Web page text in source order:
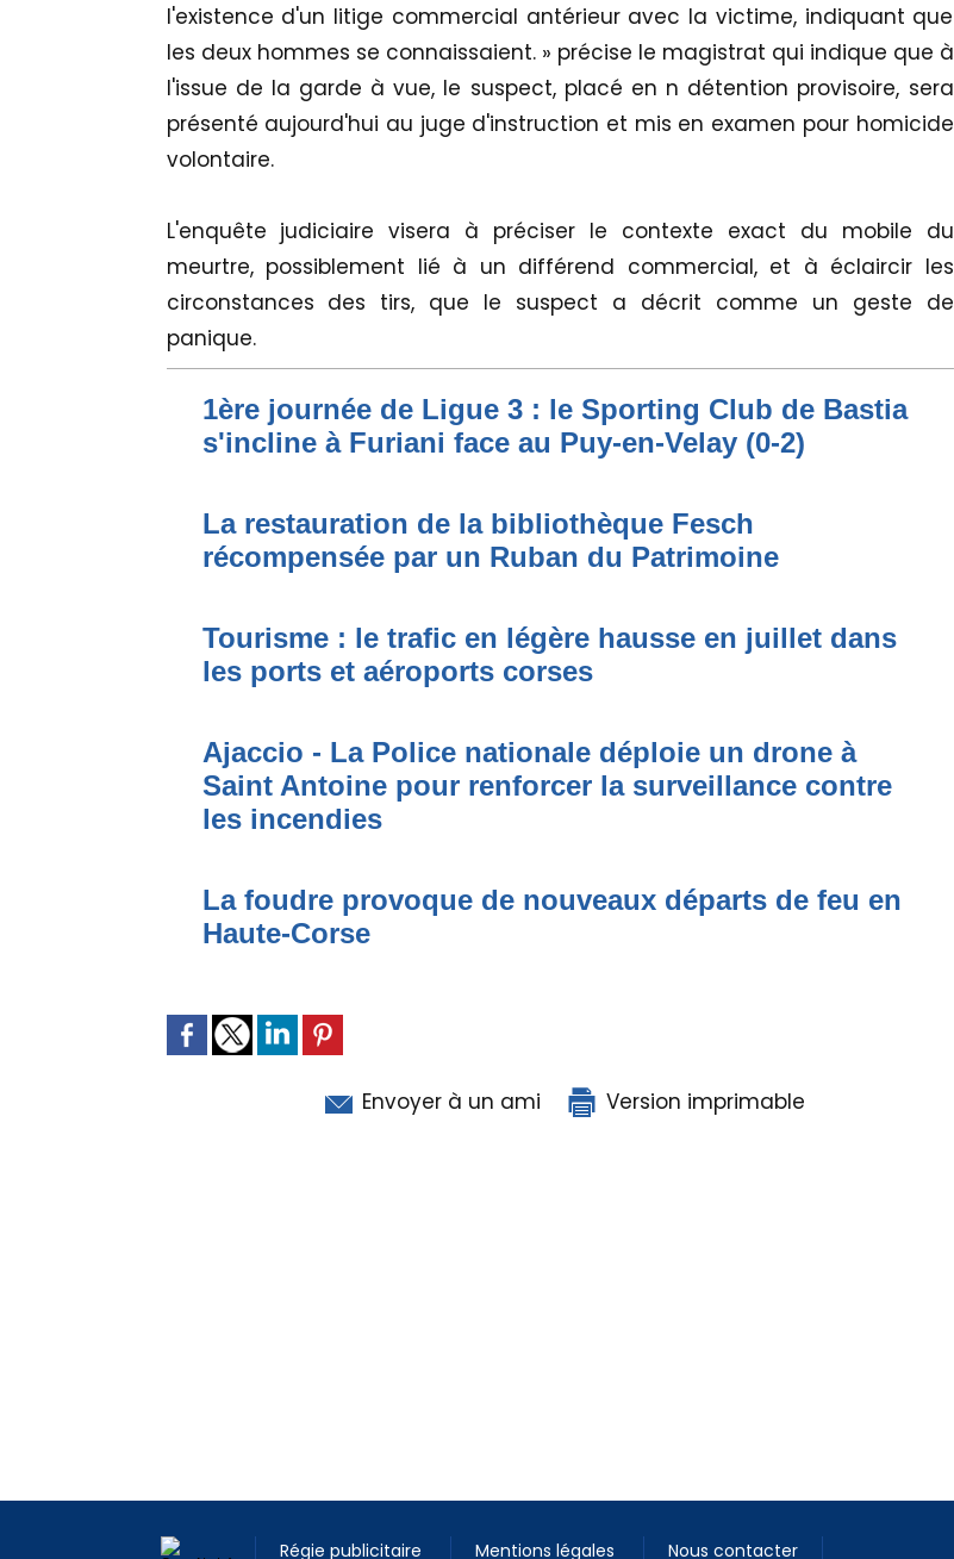
l'existence d'un litige commercial antérieur avec la victime, indiquant que
les deux hommes se connaissaient. » précise le magistrat qui indique que à
l'issue de la garde à vue, le suspect, placé en n détention provisoire, sera
présenté aujourd'hui au juge d'instruction et mis en examen pour homicide
volontaire.
L'enquête judiciaire visera à préciser le contexte exact du mobile du
meurtre, possiblement lié à un différend commercial, et à éclaircir les
circonstances des tirs, que le suspect a décrit comme un geste de
panique.
1ère journée de Ligue 3 : le Sporting Club de Bastia
s'incline à Furiani face au Puy-en-Velay (0-2)
La restauration de la bibliothèque Fesch
récompensée par un Ruban du Patrimoine
Tourisme : le trafic en légère hausse en juillet dans
les ports et aéroports corses
Ajaccio - La Police nationale déploie un drone à
Saint Antoine pour renforcer la surveillance contre
les incendies
La foudre provoque de nouveaux départs de feu en
Haute-Corse
Envoyer à un ami Version imprimable
Régie publicitaire Mentions légales Nous contacter